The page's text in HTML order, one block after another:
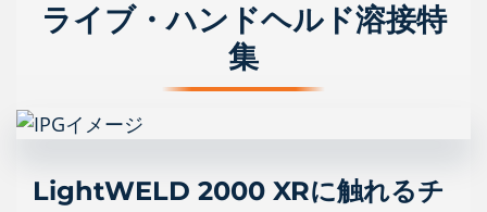
ライブ・ハンドヘルド溶接特
集
LightWELD 2000 XRに触れるチ